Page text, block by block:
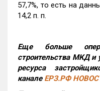
57,7%, то есть на
14,2 п. п.
Еще больше
строительства МКД и
ресурса
канале ЕРЗ.РФ